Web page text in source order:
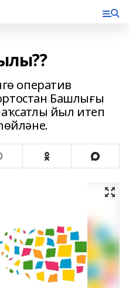
оператив
Башлығы
йыл итеп